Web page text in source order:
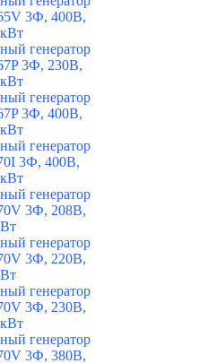
3Ф, 400В,
генератор
3Ф, 230В,
генератор
3Ф, 400В,
генератор
3Ф, 400В,
генератор
3Ф, 208В,
генератор
3Ф, 220В,
генератор
3Ф, 230В,
генератор
3Ф, 380В,